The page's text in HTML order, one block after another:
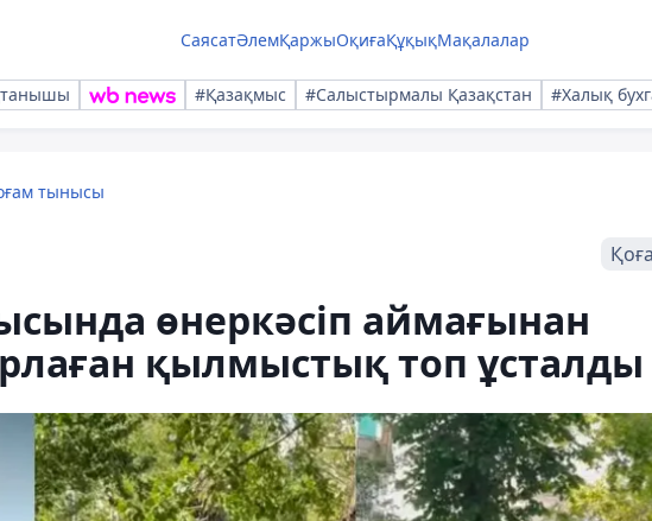
СаясатӘлемҚаржыОқиғаҚұқықМақалалар
#Қазақмыс #Салыстырмалы Қазақстан #Халық
тынысы
өнеркәсіп аймағынан
қылмыстық топ ұсталды